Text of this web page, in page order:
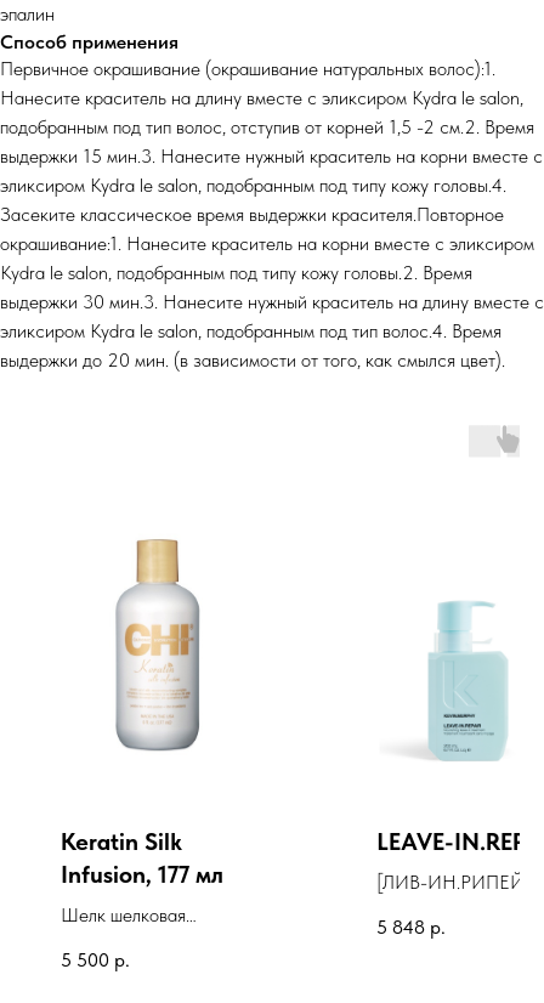
эпалин
Способ применения
Первичное окрашивание (окрашивание натуральных волос):1.
Нанесите краситель на длину вместе с эликсиром Kydra le salon,
подобранным под тип волос, отступив от корней 1,5 -2 см.2. Время
выдержки 15 мин.3. Нанесите нужный краситель на корни вместе с
эликсиром Kydra le salon, подобранным под типу кожу головы.4.
Засеките классическое время выдержки красителя.Повторное
окрашивание:1. Нанесите краситель на корни вместе с эликсиром
Kydra le salon, подобранным под типу кожу головы.2. Время
выдержки 30 мин.3. Нанесите нужный краситель на длину вместе с
эликсиром Kydra le salon, подобранным под тип волос.4. Время
выдержки до 20 мин. (в зависимости от того, как смылся цвет).
Keratin Silk
Infusion, 177 мл
Шелк шелковая
Keratin Silk Infusion, 177
5 500 р.
LEAVE-
[ЛИВ-ИН.РИПЕЙР]
несмываемый флюид
5 848 р.